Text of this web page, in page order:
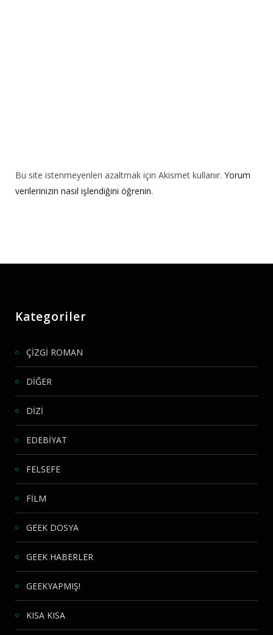
Bu site istenmeyenleri azaltmak için Akismet kullanır. Yorum
verilerinizin nasıl işlendiğini öğrenin.
Kategoriler
ÇİZGİ ROMAN
DİĞER
DİZİ
EDEBİYAT
FELSEFE
FİLM
GEEK DOSYA
GEEK HABERLER
GEEKYAPMIŞ!
KISA KISA